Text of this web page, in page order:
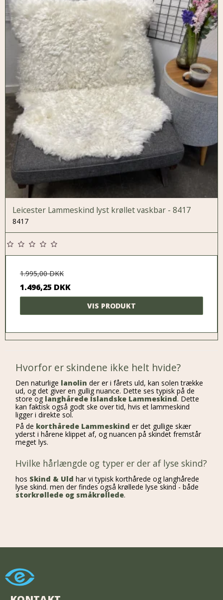
Leicester Lammeskind lyst krøllet vaskbar - 8417
8417
1.995,00 DKK
1.496,25 DKK
VIS PRODUKT
Hvorfor er skindene ikke helt hvide?
Den naturlige lanolin der er i fårets uld, kan solen trække
ud, og det giver en gullig nuance. Dette ses typisk på de
store og langhårede Islandske Lammeskind. Dette
kan faktisk også godt ske over tid, hvis et lammeskind
ligger i direkte sol.
På de korthårede Lammeskind er det gullige skær
yderst i hårene klippet af, og nuancen på skindet fremstår
meget lys.
Hvilke hårlængde og typer er der af lyse skind?
hos Skind & Uld har vi typisk korthårede og langhårede
lyse skind. men der findes også krøllede lyse skind - både
storkrøllede og småkrøllede.